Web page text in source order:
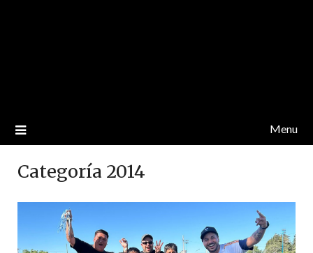
Menu
Categoría 2014